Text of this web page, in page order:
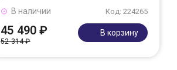
Код: 224265
В наличии
45 490 ₽
52 314 ₽
В корзину